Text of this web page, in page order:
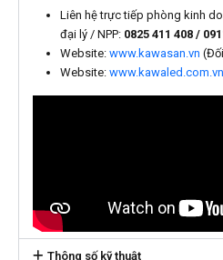
Liên hệ trực tiếp phòng kinh
đại lý / NPP: 0825 411 408 /
Website:www.kawasan.vn
Website:www.kawaled.com.vn
Thông số kỹ thuật